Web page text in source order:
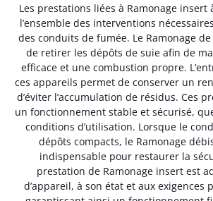
Les prestations liées à Ramonage insert
l’ensemble des interventions
des conduits de fumée. Le Ramonage
de retirer les dépôts de suie afin de
efficace et une combustion propre.
ces appareils permet de conserver un
d’éviter l’accumulation de résidus. Ces
un fonctionnement stable et sécurisé,
conditions d’utilisation. Lorsque le
dépôts compacts, le Ramonage
indispensable pour restaurer la
prestation de Ramonage insert est
d’appareil, à son état et aux exigences